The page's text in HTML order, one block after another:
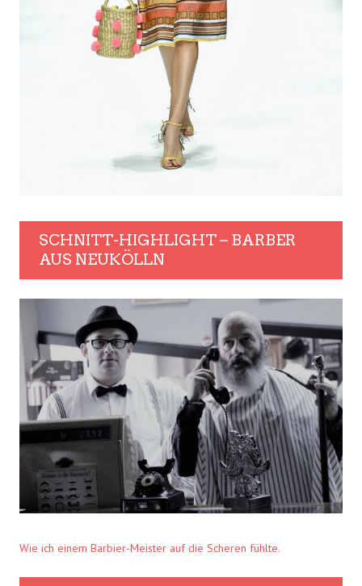
SCHNITT-HIGHLIGHT – BARBER
AUS NEUKÖLLN
Wie ich einem Barbier-Meister auf die Scheren fühlte.